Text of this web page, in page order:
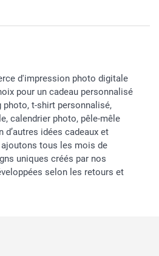
d'impression photo digitale
pour un cadeau personnalisé
photo, t-shirt personnalisé,
calendrier photo, pêle-mêle
idées cadeaux et
tous les mois de
uniques créés par nos
selon les retours et